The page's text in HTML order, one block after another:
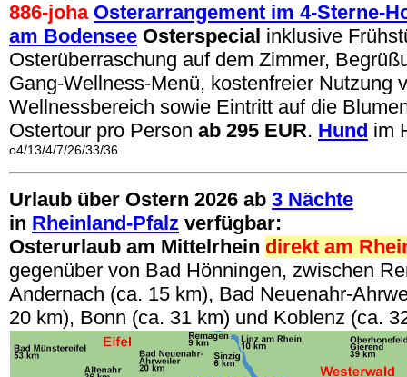
886-joha Osterarrangement im 4-Sterne-
am Bodensee Osterspecial inklusive
Osterüberraschung auf dem Zimmer,
Gang-Wellness-Menü, kostenfreier Nutzung
Wellnessbereich sowie Eintritt auf die
Ostertour pro Person ab 295 EUR. Hund im
o4/13/4/7/26/33/36
Urlaub über Ostern 2026 ab 3 Nächte
in Rheinland-Pfalz verfügbar:
Osterurlaub am Mittelrhein direkt am
gegenüber von Bad Hönningen, zwischen
Andernach (ca. 15 km), Bad Neuenahr-
20 km), Bonn (ca. 31 km) und Koblenz (ca.